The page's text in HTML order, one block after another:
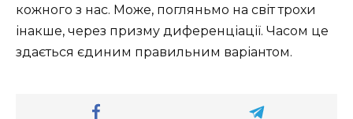
кожного з нас. Може, погляньмо на світ трохи
інакше, через призму диференціації. Часом це
здається єдиним правильним варіантом.